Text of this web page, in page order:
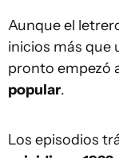
Aunque el
inicios más que
pronto empezó
popular.
Los episodios